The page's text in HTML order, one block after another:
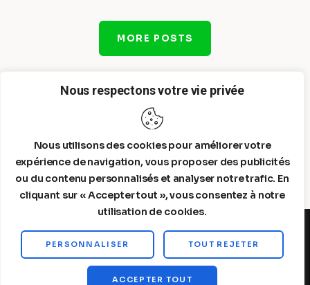
Nous respectons votre vie privée
Nous utilisons des cookies pour améliorer votre
expérience de navigation, vous proposer des publicités
ou du contenu personnalisés et analyser notre trafic. En
cliquant sur « Accepter tout », vous consentez à notre
utilisation de cookies.
PERSONNALISER TOUT REJETER
ACCEPTER TOUT
MORE POSTS
Steelldy© 2026. All Rights Reserved.